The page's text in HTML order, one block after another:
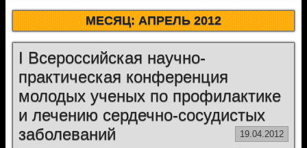
МЕСЯЦ:АПРЕЛЬ 2012
I Всероссийская научно-
практическая конференция
молодых ученых по профилактике
и лечению сердечно-сосудистых
заболеваний
19.04.2012